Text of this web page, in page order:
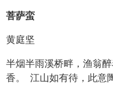
菩萨蛮
黄庭坚
半烟半雨溪桥畔，渔翁
香。 江山如有待，此意